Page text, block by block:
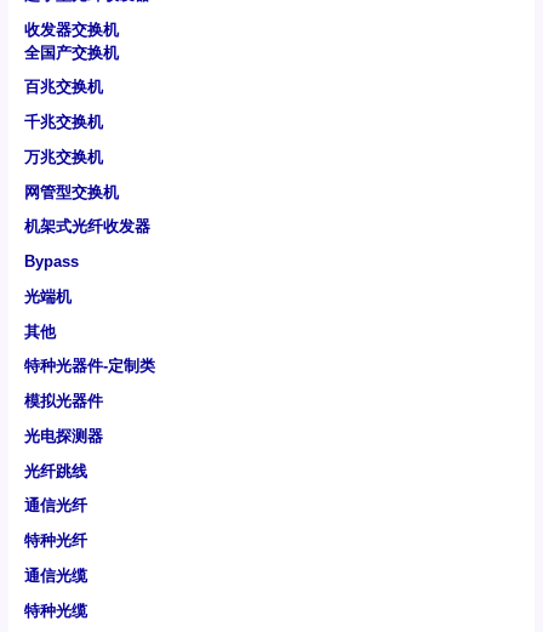
收发器交换机
全国产交换机
百兆交换机
千兆交换机
万兆交换机
网管型交换机
机架式光纤收发器
Bypass
光端机
其他
特种光器件-定制类
模拟光器件
光电探测器
光纤跳线
通信光纤
特种光纤
通信光缆
特种光缆